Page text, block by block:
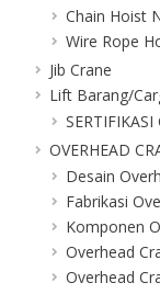
Chain Hoist
Wire Rope
Jib Crane
Lift Barang/
SERTIFIKASI
OVERHEAD
Desain
Fabrikasi
Komponen
Overhead
Overhead